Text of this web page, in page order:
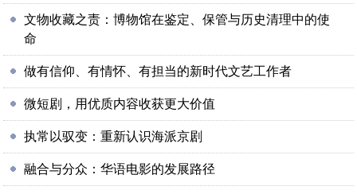
文物收藏之责：博物馆在鉴定、保管与历史清理中的使
命
做有信仰、有情怀、有担当的新时代文艺工作者
微短剧，用优质内容收获更大价值
执常以驭变：重新认识海派京剧
融合与分众：华语电影的发展路径